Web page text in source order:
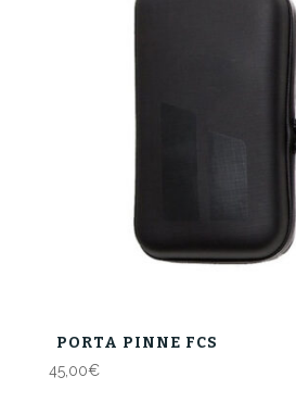
PORTA PINNE FCS
45,00€